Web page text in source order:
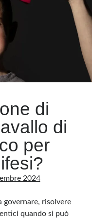
di
di
per
2024
governare, risolvere
quando si può